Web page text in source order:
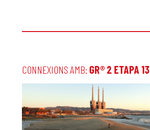
CONNEXIONS AMB: GR® 2 ETAPA 13